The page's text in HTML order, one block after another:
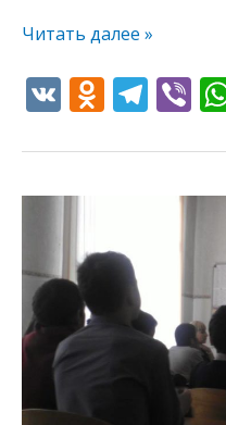
Читать далее »
V O
n
as
ni
ki
T
e
gr
Vi
er
в
Заиграево
Республики
Бурятия